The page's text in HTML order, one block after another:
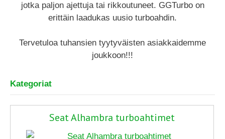
jotka paljon ajettuja tai rikkoutuneet. GGTurbo on
erittäin laadukas uusio turboahdin.
Tervetuloa tuhansien tyytyväisten asiakkaidemme
joukkoon!!!
Kategoriat
Seat Alhambra turboahtimet